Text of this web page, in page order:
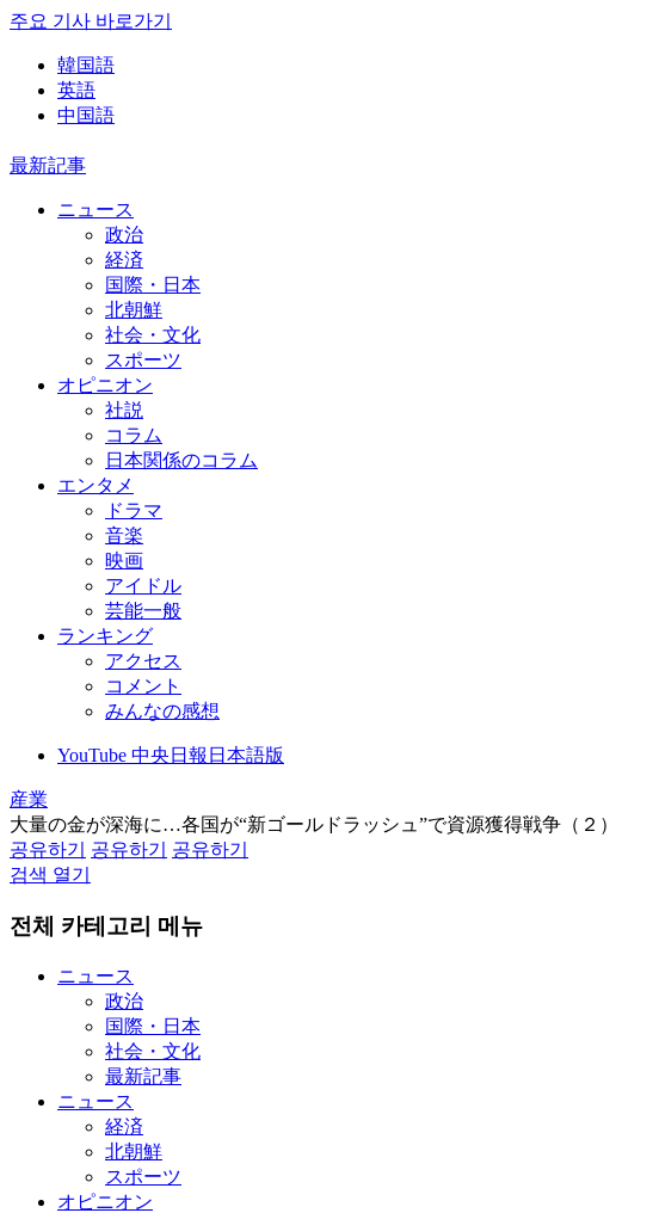
주요 기사 바로가기
韓国語
英語
中国語
最新記事
ニュース
政治
経済
国際・日本
北朝鮮
社会・文化
スポーツ
オピニオン
社説
コラム
日本関係のコラム
エンタメ
ドラマ
音楽
映画
アイドル
芸能一般
ランキング
アクセス
コメント
みんなの感想
YouTube 中央日報日本語版
産業
大量の金が深海に…各国が“新ゴールドラッシュ”で資源獲得戦争（２）
공유하기
공유하기
공유하기
검색 열기
전체 카테고리 메뉴
ニュース
政治
国際・日本
社会・文化
最新記事
ニュース
経済
北朝鮮
スポーツ
オピニオン